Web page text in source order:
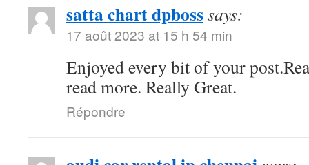
satta chart dpbosssays:
17 août 2023 at 15 h 54 min
Enjoyed every bit of your
read more. Really Great.
Répondre